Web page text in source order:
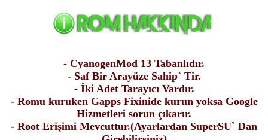
- CyanogenMod 13 Tabanlıdır.
- Saf Bir Arayüze Sahip` Tir.
- İki Adet Tarayıcı Vardır.
- Romu kuruken Gapps Fixinide kurun yoksa Google
Hizmetleri sorun çıkarır.
- Root Erişimi Mevcuttur.(Ayarlardan SuperSU` Dan